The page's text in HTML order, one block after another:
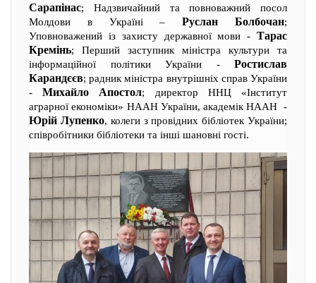
Сарапінас; Надзвичайний та повноважний посол
Молдови в Україні –Руслан Болбочан;
Уповноважений із захисту державної мови - Тарас
Кремінь; Перший заступник міністра культури та
інформаційної політики України - Ростислав
Карандєєв; радник міністра внутрішніх справ України
-Михайло Апостол; директор ННЦ «Інститут
аграрної економіки» НААН України, академік НААН -
Юрій Лупенко, колеги з провідних бібліотек України;
співробітники бібліотеки та інші шановні гості.